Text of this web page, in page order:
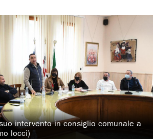
intervento in consiglio comunale a
locci)